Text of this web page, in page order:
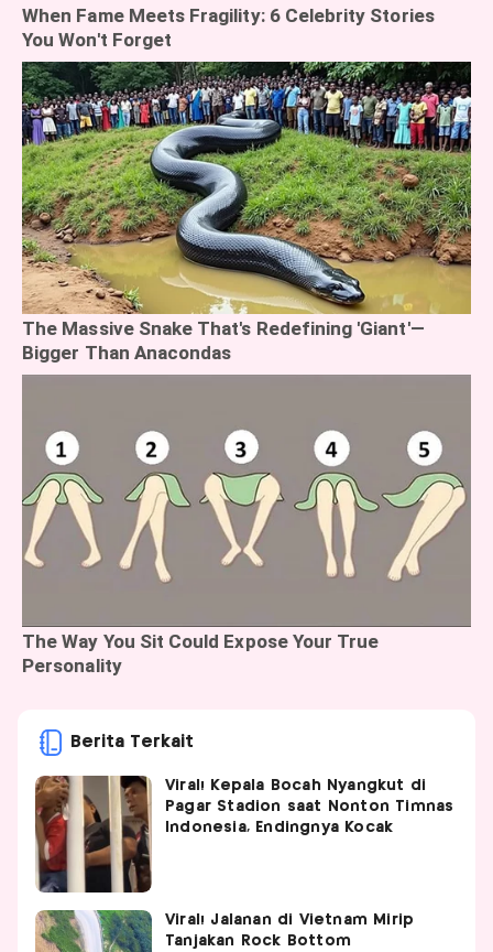
Berita Terkait
Viral! Kepala Bocah Nyangkut di
Pagar Stadion saat Nonton Timnas
Indonesia, Endingnya Kocak
Viral! Jalanan di Vietnam Mirip
Tanjakan Rock Bottom